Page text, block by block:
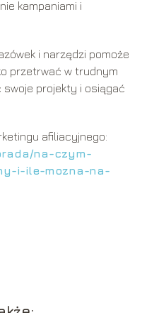
kampaniami i
i narzędzi pomoże
przetrwać w trudnym
swoje projekty i osiągać
afiliacyjnego:
na-czym-
i-ile-mozna-na-